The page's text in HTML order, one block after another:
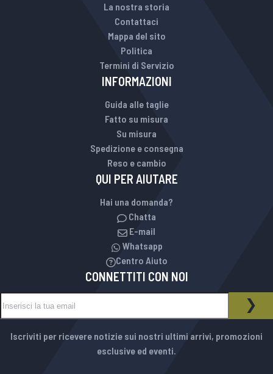
La nostra storia
Contattaci
Mappa del sito
Politica
Termini di Servizio
INFORMAZIONI
Guida alle taglie
Fatto su misura
Su misura
Spedizione e consegna
Reso e cambio
QUI PER AIUTARE
Hai una domanda?
Chatta
E-mail
Whatsapp
Centro Aiuto
CONNETTITI CON NOI
NEWSLETTER
Iscriviti per ricevere notizie sui nostri ultimi arrivi, promozioni
esclusive ed eventi.